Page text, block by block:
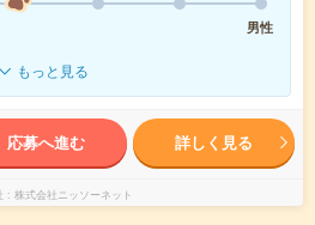
男性
もっと見る
応募へ進む 詳しく見る
株式会社ニッソーネット